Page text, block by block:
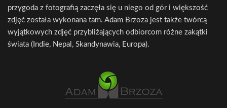
przygoda z fotografią zaczęła się u niego od gór i większość
zdjęć została wykonana tam. Adam Brzoza jest także twórcą
wyjątkowych zdjęć przybliżających odbiorcom różne zakątki
świata (Indie, Nepal, Skandynawia, Europa).